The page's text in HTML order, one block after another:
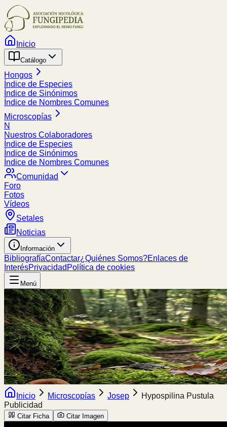
Inicio
Catálogo
Hongos
Índice de Especies
Índice de Sinónimos
Índice de Nombres Comunes
Microscopías
N
Nuestros Colaboradores
Índice de Especies
Índice de Sinónimos
Índice de Nombres Comunes
Comunidad
Foro
Fotos
Vídeos
Setales
Noticias
Información
BibliografíaContactar¿Quiénes Somos?Enlaces de
InterésPrivacidad Política de cookies
Menú
Inicio Microscopías Josep
Hypospilina Pustula
Publicidad
Citar Ficha Citar Imagen